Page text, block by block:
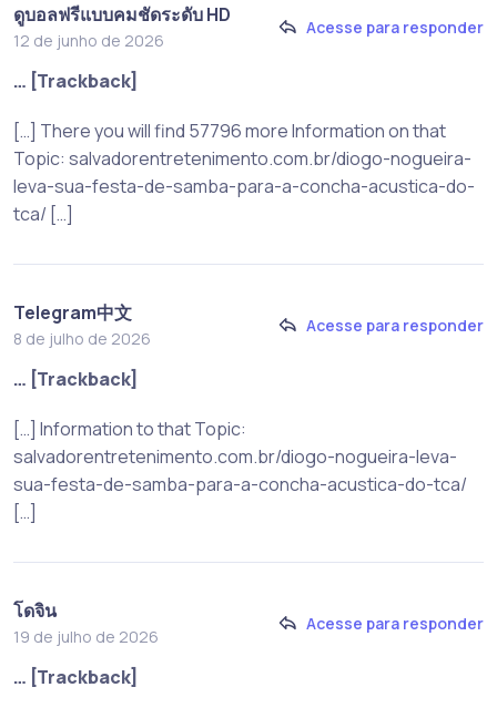
ดูบอลฟรีแบบคมชัดระดับ HD
12 de junho de 2026
Acesse para responder
… [Trackback]
[…] There you will find 57796 more Information on that
Topic: salvadorentretenimento.com.br/diogo-nogueira-
leva-sua-festa-de-samba-para-a-concha-acustica-do-
tca/ […]
Telegram中文
8 de julho de 2026
Acesse para responder
… [Trackback]
[…] Information to that Topic:
salvadorentretenimento.com.br/diogo-nogueira-leva-
sua-festa-de-samba-para-a-concha-acustica-do-tca/
[…]
โดจิน
19 de julho de 2026
Acesse para responder
… [Trackback]